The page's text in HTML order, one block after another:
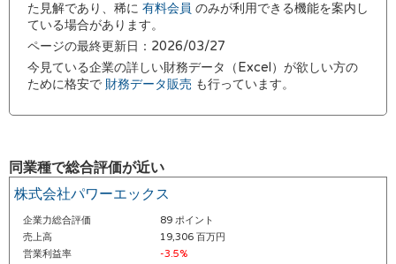
た見解であり、稀に 有料会員 のみが利用できる機能を案内し
ている場合があります。
ページの最終更新日：2026/03/27
今見ている企業の詳しい財務データ（Excel）が欲しい方の
ために格安で 財務データ販売 も行っています。
同業種で総合評価が近い
株式会社パワーエックス
企業力総合評価
89 ポイント
売上高
19,306 百万円
営業利益率
-3.5%